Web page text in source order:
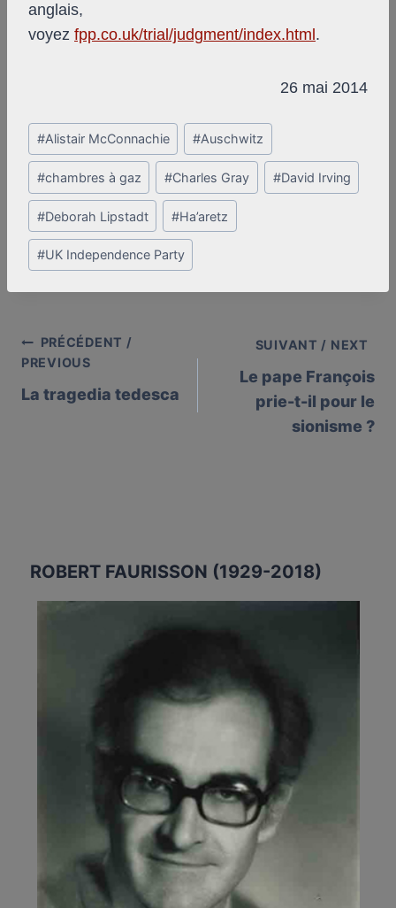
anglais,
voyez fpp.co.uk/trial/judgment/index.html .
26 mai 2014
Post
Tags:
#Alistair McConnachie #Auschwitz
#chambres à gaz #Charles Gray #David Irving
#Deborah Lipstadt #Ha’aretz
#UK Independence Party
Post
navigation
PRÉCÉDENT /
PREVIOUS
La tragedia tedesca
SUIVANT / NEXT
Le pape François
prie-t-il pour le
sionisme ?
ROBERT FAURISSON (1929-2018)